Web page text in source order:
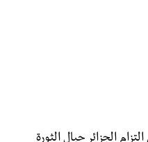
الجزائر حيال الثورة